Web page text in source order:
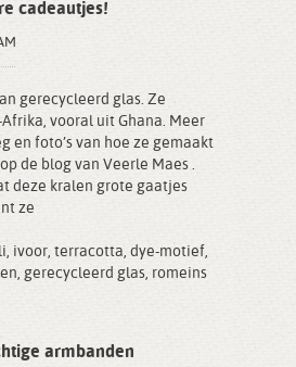
cadeautjes!
gerecycleerd glas. Ze
vooral uit Ghana. Meer
en foto’s van hoe ze gemaakt
de blog van Veerle Maes .
deze kralen grote gaatjes
ze
, ivoor, terracotta, dye-motief,
, gerecycleerd glas, romeins
armbanden